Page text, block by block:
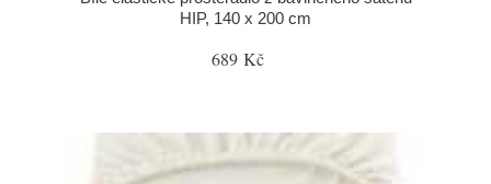
HIP, 140 x 200 cm
689 Kč